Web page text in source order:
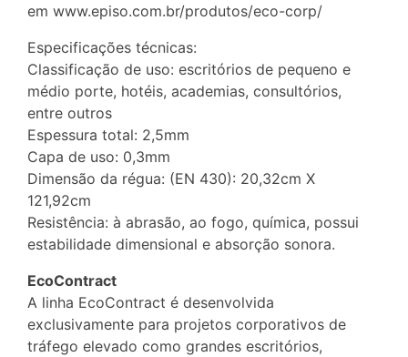
em www.episo.com.br/produtos/eco-corp/
Especificações técnicas:
Classificação de uso: escritórios de pequeno e
médio porte, hotéis, academias, consultórios,
entre outros
Espessura total: 2,5mm
Capa de uso: 0,3mm
Dimensão da régua: (EN 430): 20,32cm X
121,92cm
Resistência: à abrasão, ao fogo, química, possui
estabilidade dimensional e absorção sonora.
EcoContract
A linha EcoContract é desenvolvida
exclusivamente para projetos corporativos de
tráfego elevado como grandes escritórios,